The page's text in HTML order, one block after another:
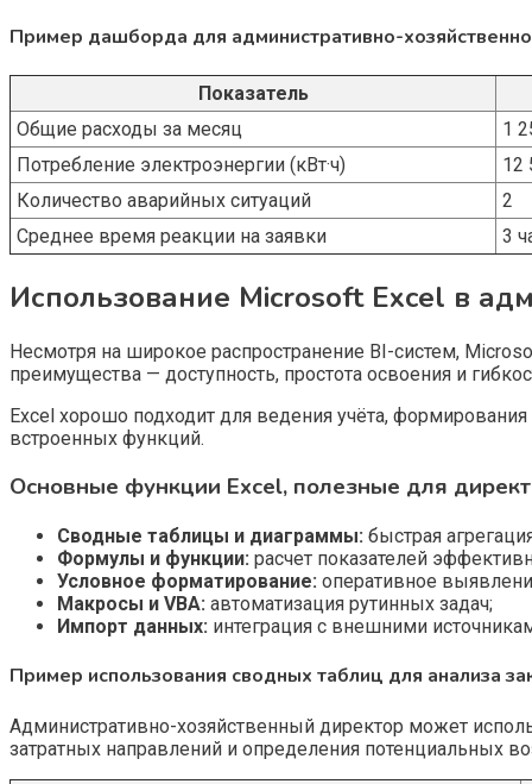
Пример дашборда для административно-
Показатель
Общие расходы за месяц
1
Потребление электроэнергии (кВт·ч)
12
Количество аварийных ситуаций
2
Среднее время реакции на заявки
3
Использование Microsoft Excel в
Несмотря на широкое распространение BI-систем,
преимущества — доступность, простота освоения и
Excel хорошо подходит для ведения учёта,
встроенных функций.
Основные функции Excel, полезные для
Сводные таблицы и диаграммы: быстрая
Формулы и функции: расчет показателей
Условное форматирование: оперативное
Макросы и VBA: автоматизация рутинных задач;
Импорт данных: интеграция с внешними
Пример использования сводных таблиц для анализа
Административно-хозяйственный директор может
затратных направлений и определения потенциальных